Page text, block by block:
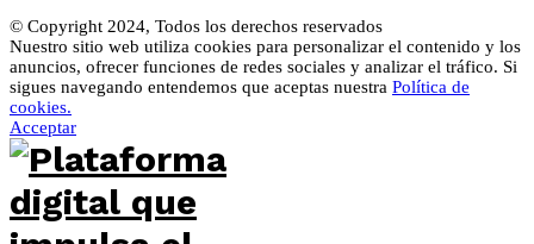
© Copyright 2024, Todos los derechos reservados
Nuestro sitio web utiliza cookies para personalizar el contenido y los
anuncios, ofrecer funciones de redes sociales y analizar el tráfico. Si
sigues navegando entendemos que aceptas nuestra Política de
cookies.
Acceptar